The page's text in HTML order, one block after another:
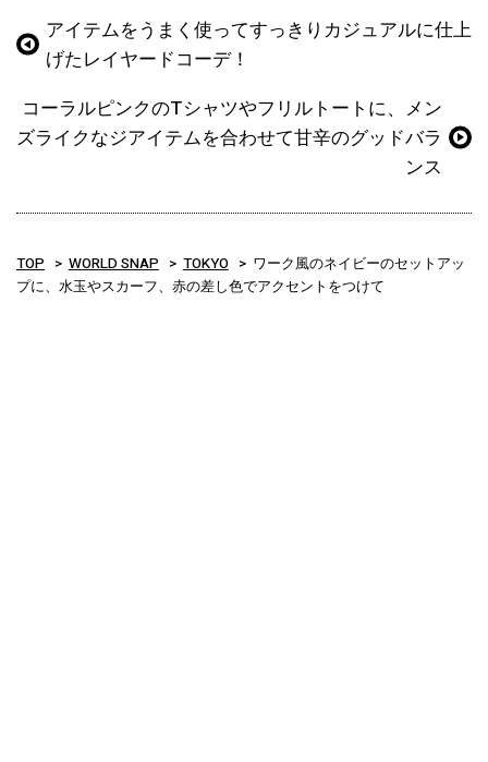
アイテムをうまく使ってすっきりカジュアルに仕上
げたレイヤードコーデ！
コーラルピンクのTシャツやフリルトートに、メン
ズライクなジアイテムを合わせて甘辛のグッドバラ
ンス
TOP WORLD SNAP TOKYO
ワーク風のネイビーのセットアッ
プに、水玉やスカーフ、赤の差し色でアクセントをつけて